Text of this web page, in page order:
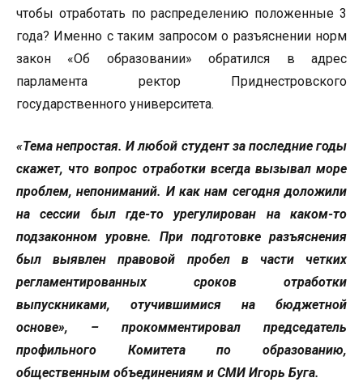
чтобы отработать по распределению положенные 3
года? Именно с таким запросом о разъяснении норм
закон «Об образовании» обратился в адрес
парламента ректор Приднестровского
государственного университета.
«Тема непростая. И любой студент за последние годы
скажет, что вопрос отработки всегда вызывал море
проблем, непониманий. И как нам сегодня доложили
на сессии был где-то урегулирован на каком-то
подзаконном уровне. При подготовке разъяснения
был выявлен правовой пробел в части четких
регламентированных сроков отработки
выпускниками, отучившимися на бюджетной
основе», – прокомментировал председатель
профильного Комитета по образованию,
общественным объединениям и СМИ Игорь Буга.